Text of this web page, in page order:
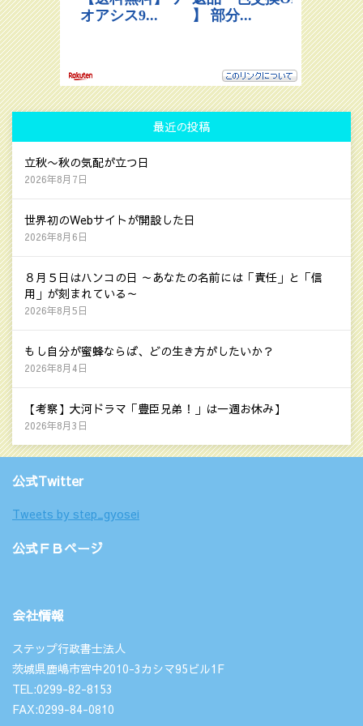
最近の投稿
立秋〜秋の気配が立つ日
2026年8月7日
世界初のWebサイトが開設した日
2026年8月6日
８月５日はハンコの日 ～あなたの名前には「責任」と「信
用」が刻まれている～
2026年8月5日
もし自分が蜜蜂ならば、どの生き方がしたいか？
2026年8月4日
【考察】大河ドラマ「豊臣兄弟！」は一週お休み】
2026年8月3日
公式Twitter
Tweets by step_gyosei
公式ＦＢページ
会社情報
ステップ行政書士法人
茨城県鹿嶋市宮中2010-3カシマ95ビル1F
TEL:0299-82-8153
FAX:0299-84-0810